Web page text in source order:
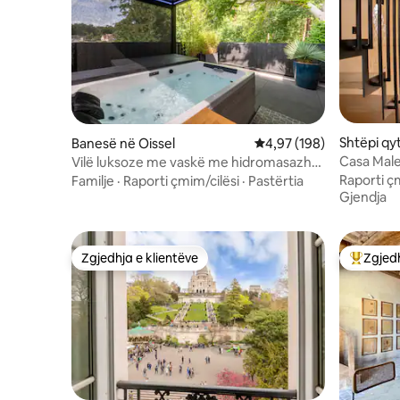
Banesë në Oissel Vlerësimi mesatar 4,97
4,97 (198)
Vilë luksoze me vaskë me hidromasazh
dhe bilardo
Familje · Raporti çmim/cilësi · Pastërtia
Shtëpi
e
Casa
SPA |
Raporti
Gjendja
Zgjedhja e klientëve
Zgjedhja e klientëve Më të